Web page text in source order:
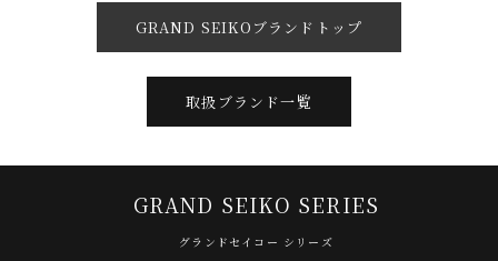
GRAND SEIKOブランドトップ
取扱ブランド一覧
GRAND SEIKO SERIES
グランドセイコー シリーズ